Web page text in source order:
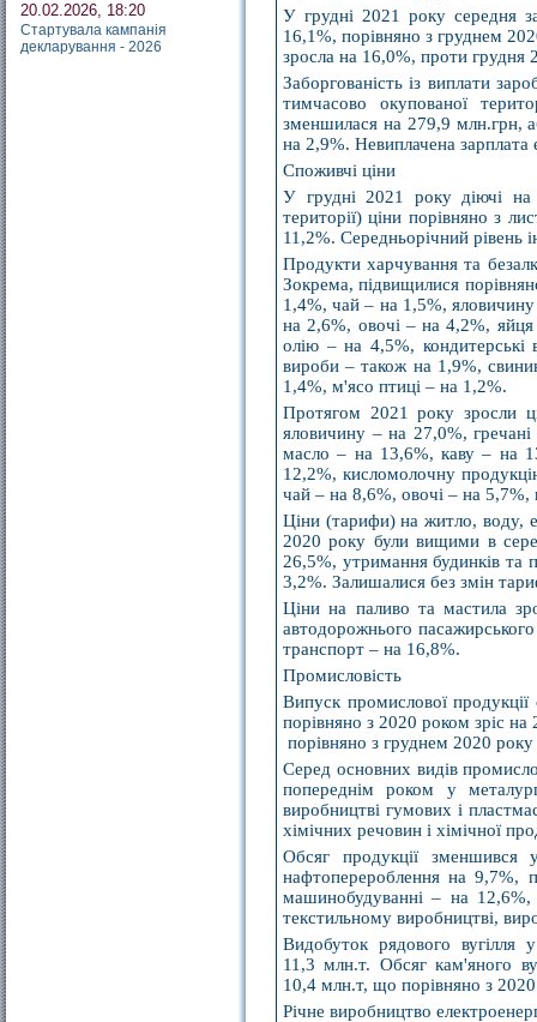
20.02.2026, 18:20
Стартувала кампанія
декларування - 2026
У грудні 2021 року середня
16,1%, порівняно з груднем
зросла на 16,0%, проти грудня
Заборгованість із виплати
тимчасово окупованої
зменшилася на 279,9 млн.грн,
на 2,9%. Невиплачена зарплата
Споживчі ціни
У грудні 2021 року діючі на
території) ціни порівняно з
11,2%. Середньорічний рівень
Продукти харчування та
Зокрема, підвищилися
1,4%, чай – на 1,5%,
на 2,6%, овочі – на 4,2%,
олію – на 4,5%,
вироби – також на 1,9%,
1,4%, м'ясо птиці – на 1,2%.
Протягом 2021 року зросли
яловичину – на 27,0%,
масло – на 13,6%, каву – на
12,2%, кисломолочну
чай – на 8,6%, овочі – на
Ціни (тарифи) на житло, воду,
2020 року були вищими в
26,5%, утримання будинків та
3,2%. Залишалися без змін
Ціни на паливо та мастила
автодорожнього
транспорт – на 16,8%.
Промисловість
Випуск промислової
порівняно з 2020 роком зріс
порівняно з груднем 2020
Серед основних видів
попереднім роком у
виробництві гумових і
хімічних речовин і хімічної
Обсяг продукції
нафтоперероблення на 9,7%,
машинобудуванні – на 12,6%,
текстильному виробництві,
Видобуток рядового
11,3 млн.т. Обсяг кам'яного
10,4 млн.т, що порівняно з
Річне виробництво